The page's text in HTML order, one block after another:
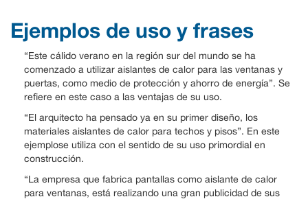
Ejemplos de uso y frases
“Este cálido verano en la región sur del mundo se ha
comenzado a utilizar aislantes de calor para las ventanas y
puertas, como medio de protección y ahorro de energía”. Se
refiere en este caso a las ventajas de su uso.
“El arquitecto ha pensado ya en su primer diseño, los
materiales aislantes de calor para techos y pisos”. En este
ejemplose utiliza con el sentido de su uso primordial en
construcción.
“La empresa que fabrica pantallas como aislante de calor
para ventanas, está realizando una gran publicidad de sus